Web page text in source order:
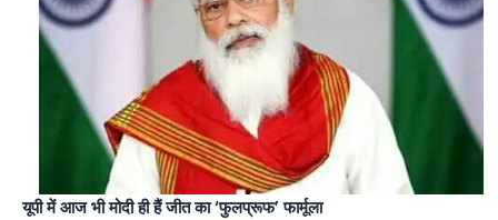
यूपी में आज भी मोदी ही हैं जीत का ‘फुलप्रूफ’ फार्मूला